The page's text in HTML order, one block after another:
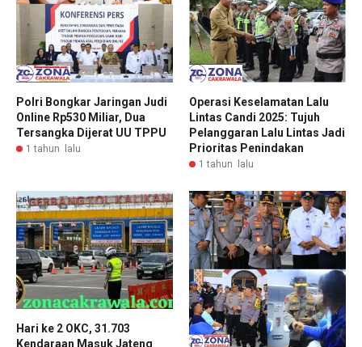
Polri Bongkar Jaringan Judi
Online Rp530 Miliar, Dua
Tersangka Dijerat UU TPPU
1 tahun lalu
Operasi Keselamatan Lalu
Lintas Candi 2025: Tujuh
Pelanggaran Lalu Lintas Jadi
Prioritas Penindakan
1 tahun lalu
Hari ke 2 OKC, 31.703
Kendaraan Masuk Jateng